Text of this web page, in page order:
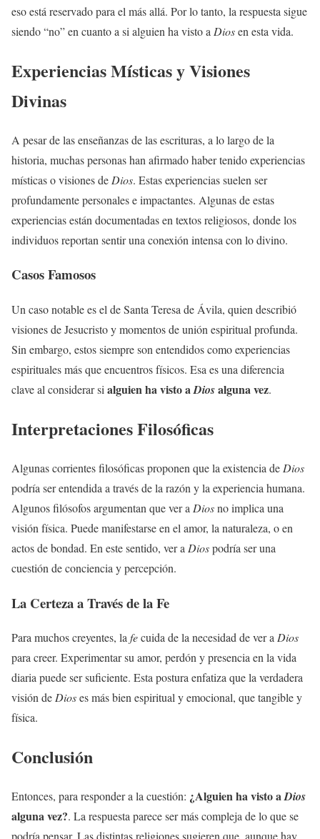
eso está reservado para el más allá. Por lo tanto, la respuesta sigue
siendo “no” en cuanto a si alguien ha visto a Diosen esta vida.
Experiencias Místicas y Visiones
Divinas
A pesar de las enseñanzas de las escrituras, a lo largo de la
historia, muchas personas han afirmado haber tenido experiencias
místicas o visiones de Dios. Estas experiencias suelen ser
profundamente personales e impactantes. Algunas de estas
experiencias están documentadas en textos religiosos, donde los
individuos reportan sentir una conexión intensa con lo divino.
Casos Famosos
Un caso notable es el de Santa Teresa de Ávila, quien describió
visiones de Jesucristo y momentos de unión espiritual profunda.
Sin embargo, estos siempre son entendidos como experiencias
espirituales más que encuentros físicos. Esa es una diferencia
clave al considerar si alguien ha visto aDiosalguna vez.
Interpretaciones Filosóficas
Algunas corrientes filosóficas proponen que la existencia de Dios
podría ser entendida a través de la razón y la experiencia humana.
Algunos filósofos argumentan que ver a Diosno implica una
visión física. Puede manifestarse en el amor, la naturaleza, o en
actos de bondad. En este sentido, ver a Diospodría ser una
cuestión de conciencia y percepción.
La Certeza a Través de la Fe
Para muchos creyentes, lafecuida de la necesidad de ver aDios
para creer. Experimentar su amor, perdón y presencia en la vida
diaria puede ser suficiente. Esta postura enfatiza que la verdadera
visión deDioses más bien espiritual y emocional, que tangible y
física.
Conclusión
Entonces, para responder a la cuestión: ¿Alguien ha visto aDios
alguna vez?. La respuesta parece ser más compleja de lo que se
podría pensar. Las distintas religiones sugieren que, aunque hay